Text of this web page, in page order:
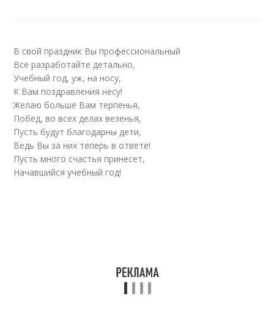
В свой праздник Вы профессиональный
Все разработайте детально,
Учебный год, уж, на носу,
К Вам поздравления несу!
Желаю больше Вам терпенья,
Побед, во всех делах везенья,
Пусть будут благодарны дети,
Ведь Вы за них теперь в ответе!
Пусть много счастья принесет,
Начавшийся учебный год!